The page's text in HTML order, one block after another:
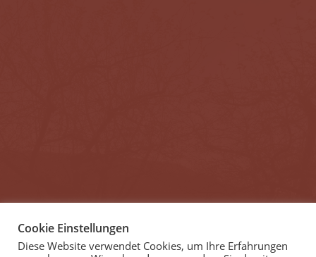
Cookie Einstellungen
Diese Website verwendet Cookies, um Ihre Erfahrungen